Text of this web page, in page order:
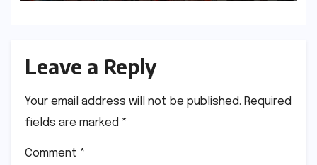
Leave a Reply
Your email address will not be published. Required
fields are marked *
Comment *